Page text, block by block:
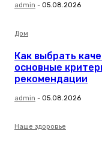
admin - 05.08.2026
Дом
Как выбрать
основные
рекомендации
admin - 05.08.2026
Наше здоровье